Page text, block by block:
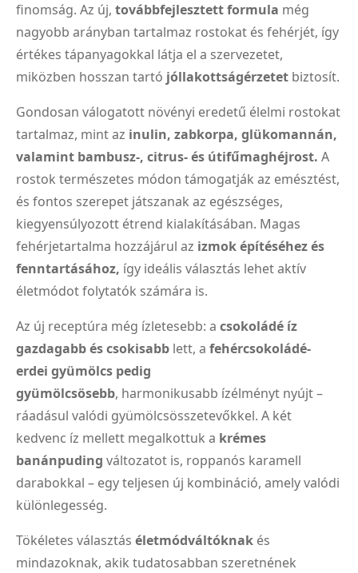
finomság. Az új, továbbfejlesztett formula még
nagyobb arányban tartalmaz rostokat és fehérjét, így
értékes tápanyagokkal látja el a szervezetet,
miközben hosszan tartó jóllakottságérzetet biztosít.
Gondosan válogatott növényi eredetű élelmi rostokat
tartalmaz, mint az inulin, zabkorpa, glükomannán,
valamint bambusz-, citrus- és útifűmaghéjrost. A
rostok természetes módon támogatják az emésztést,
és fontos szerepet játszanak az egészséges,
kiegyensúlyozott étrend kialakításában. Magas
fehérjetartalma hozzájárul az izmok építéséhez és
fenntartásához, így ideális választás lehet aktív
életmódot folytatók számára is.
Az új receptúra még ízletesebb: a csokoládé íz
gazdagabb és csokisabb lett, a fehércsokoládé-
erdei gyümölcs pedig
gyümölcsösebb, harmonikusabb ízélményt nyújt –
ráadásul valódi gyümölcsösszetevőkkel. A két
kedvenc íz mellett megalkottuk a krémes
banánpuding változatot is, roppanós karamell
darabokkal – egy teljesen új kombináció, amely valódi
különlegesség.
Tökéletes választás életmódváltóknak és
mindazoknak, akik tudatosabban szeretnének